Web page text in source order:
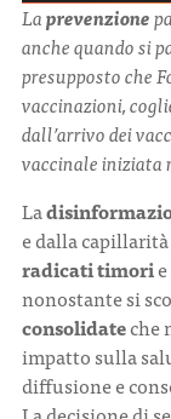
Laprevenzione
anche quando si
presupposto che
vaccinazioni,
dall’arrivo dei
vaccinale iniziata
La
e dalla
radicati timorie
nonostante si
consolidateche
impatto sulla
diffusione e